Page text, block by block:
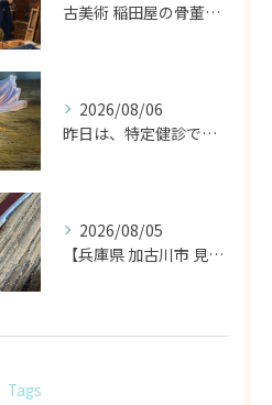
古美術 稲田屋の骨董家具と遺品整理の目利き
2026/08/06
昨日は、特定健診でした。
2026/08/05
【兵庫県 加古川市 見積り 日本刀 刀剣 武具】
Tags